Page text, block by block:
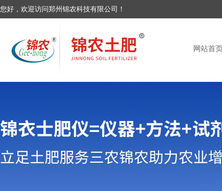
您好，欢迎访问郑州锦农科技有限公司！
网站首